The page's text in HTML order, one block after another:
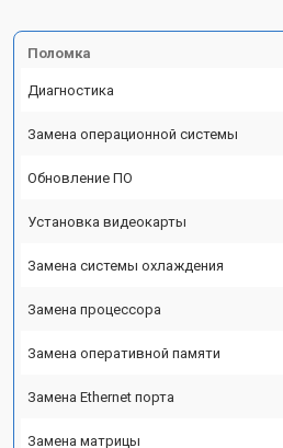
Поломка
Диагностика
Замена операционной системы
Обновление ПО
Установка видеокарты
Замена системы охлаждения
Замена процессора
Замена оперативной памяти
Замена Ethernet порта
Замена матрицы